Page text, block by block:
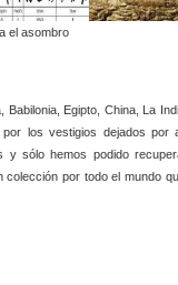
el asombro
Egipto, China, La
los vestigios dejados por
sólo hemos podido
por todo el mundo